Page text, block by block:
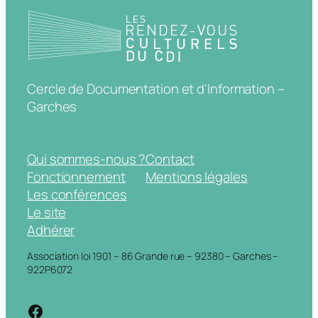
Cercle de Documentation et d'Information –
Garches
Qui sommes-nous ?
Fonctionnement
Les conférences
Le site
Adhérer
Contact
Mentions légales
Association loi 1901 – 86 Grande rue – 92380 – Garches –
922P6072
https://www.facebook.com/